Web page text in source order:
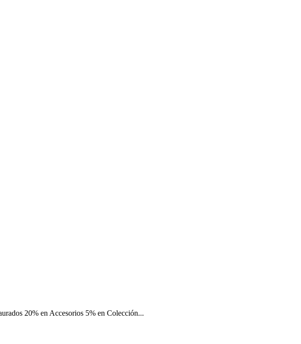
20% en Accesorios 5% en Colección...